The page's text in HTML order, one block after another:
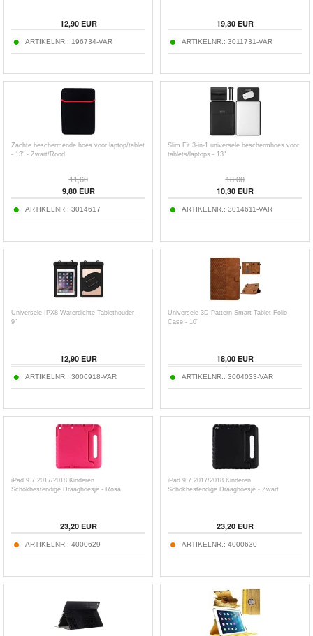
12,90EUR
ARTIKELNR.: 196734-VAR
19,30EUR
ARTIKELNR.: 3011731-VAR
Zachte beschermende hoes voor laptop/tablet
- 13" - Zwart/Rood
11,60
9,80EUR
ARTIKELNR.: 3014617
Slim Fit 3-in-1 universele beschermhoes voor
tablets/laptops - 13"
18,00
10,30EUR
ARTIKELNR.: 3014611-VAR
Universele IPX8 Waterdichte Tablethouder -
9"
12,90EUR
ARTIKELNR.: 3006918-VAR
Universele 3D Pattern Smart Tablet Folio
Case - 10"
18,00EUR
ARTIKELNR.: 3004033-VAR
iPad 9.7 2017/2018 Kinderen
Schokbestendige Draaghoesje - Rosa
23,20EUR
ARTIKELNR.: 4000629
iPad 9.7 2017/2018 Kinderen
Schokbestendige Draaghoesje - Zwart
23,20EUR
ARTIKELNR.: 4000630